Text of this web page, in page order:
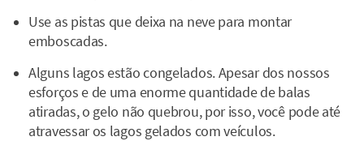
Use as pistas que deixa na neve para montar
emboscadas.
Alguns lagos estão congelados. Apesar dos nossos
esforços e de uma enorme quantidade de balas
atiradas, o gelo não quebrou, por isso, você pode até
atravessar os lagos gelados com veículos.